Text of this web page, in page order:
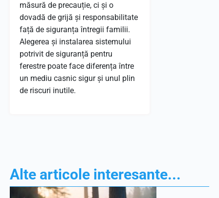
măsură de precauție, ci și o
dovadă de grijă și responsabilitate
față de siguranța întregii familii.
Alegerea și instalarea sistemului
potrivit de siguranță pentru
ferestre poate face diferența între
un mediu casnic sigur și unul plin
de riscuri inutile.
Alte articole interesante...